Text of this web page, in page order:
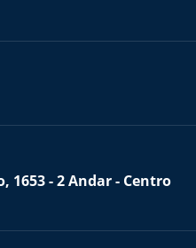
1653 - 2 Andar - Centro